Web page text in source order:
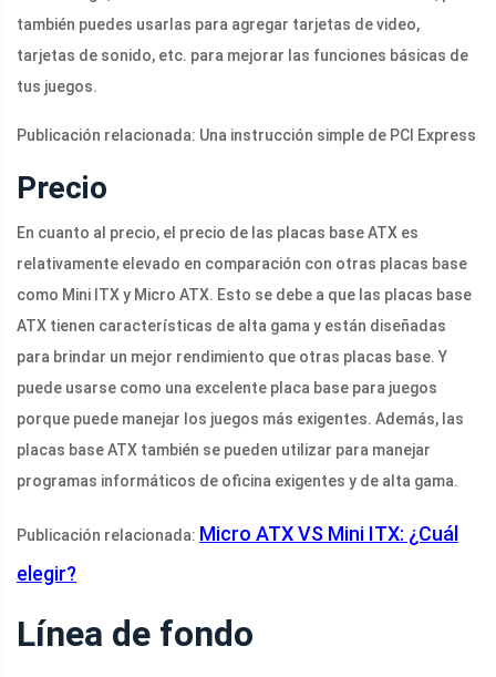
también puedes usarlas para agregar tarjetas de video,
tarjetas de sonido, etc. para mejorar las funciones básicas de
tus juegos.
Publicación relacionada: Una instrucción simple de PCI Express
Precio
En cuanto al precio, el precio de las placas base ATX es
relativamente elevado en comparación con otras placas base
como Mini ITX y Micro ATX. Esto se debe a que las placas base
ATX tienen características de alta gama y están diseñadas
para brindar un mejor rendimiento que otras placas base. Y
puede usarse como una excelente placa base para juegos
porque puede manejar los juegos más exigentes. Además, las
placas base ATX también se pueden utilizar para manejar
programas informáticos de oficina exigentes y de alta gama.
Publicación relacionada: Micro ATX VS Mini ITX: ¿Cuál
elegir?
Línea de fondo